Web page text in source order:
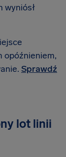
wyniósł
opóźnieniem,
Sprawdź
lot linii